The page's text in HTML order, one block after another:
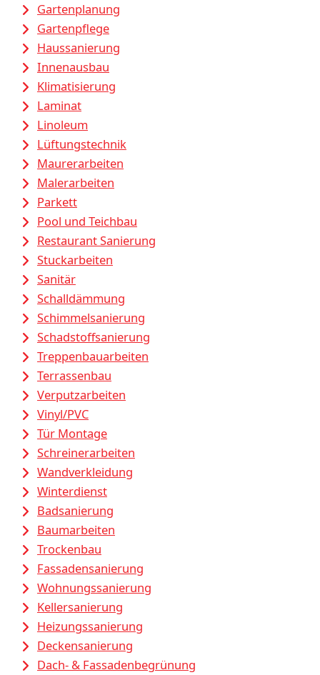
Gartenplanung
Gartenpflege
Haussanierung
Innenausbau
Klimatisierung
Laminat
Linoleum
Lüftungstechnik
Maurerarbeiten
Malerarbeiten
Parkett
Pool und Teichbau
Restaurant Sanierung
Stuckarbeiten
Sanitär
Schalldämmung
Schimmelsanierung
Schadstoffsanierung
Treppenbauarbeiten
Terrassenbau
Verputzarbeiten
Vinyl/PVC
Tür Montage
Schreinerarbeiten
Wandverkleidung
Winterdienst
Badsanierung
Baumarbeiten
Trockenbau
Fassadensanierung
Wohnungssanierung
Kellersanierung
Heizungssanierung
Deckensanierung
Dach- & Fassadenbegrünung